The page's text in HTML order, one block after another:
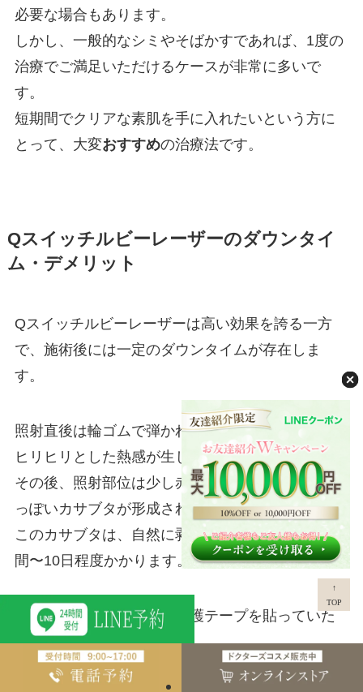
必要な場合もあります。
しかし、一般的なシミやそばかすであれば、1度の
治療でご満足いただけるケースが非常に多いで
す。
短期間でクリアな素肌を手に入れたいという方に
とって、大変おすすめの治療法です。
Qスイッチルビーレーザーのダウンタイ
ム・デメリット
Qスイッチルビーレーザーは高い効果を誇る一方
で、施術後には一定のダウンタイムが存在しま
す。
照射直後は輪ゴムで弾かれたような軽い痛みと、
ヒリヒリとした熱感が生じます。
その後、照射部位は少し赤く腫れ、数日以内に黒
っぽいカサブタが形成されます。
このカサブタは、自然に剥がれ落ちるまで約1週
間〜10日程度かかります。
この期間中、照射部位に保護テープを貼っていた
だく必要があります。
テープの上からであればメイクは可能ですが、目
↑
TOP